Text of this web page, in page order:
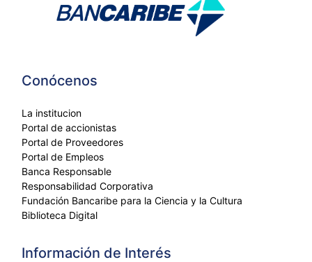
Conócenos
La institucion
Portal de accionistas
Portal de Proveedores
Portal de Empleos
Banca Responsable
Responsabilidad Corporativa
Fundación Bancaribe para la Ciencia y la Cultura
Biblioteca Digital
Información de Interés